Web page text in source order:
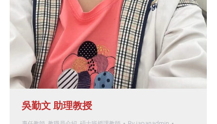
吳勤文 助理教授